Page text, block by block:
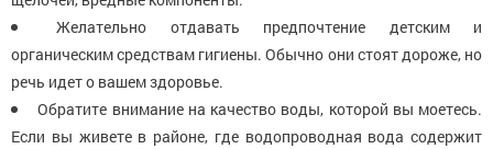
Желательно отдавать предпочтение детским и
органическим средствам гигиены. Обычно они стоят дороже, но
речь идет о вашем здоровье.
Обратите внимание на качество воды, которой вы моетесь.
Если вы живете в районе, где водопроводная вода содержит